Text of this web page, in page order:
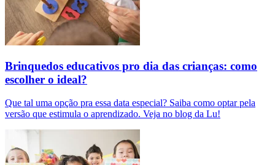
Brinquedos educativos pro dia das crianças: como
escolher o ideal?
Que tal uma opção pra essa data especial? Saiba como optar pela
versão que estimula o aprendizado. Veja no blog da Lu!